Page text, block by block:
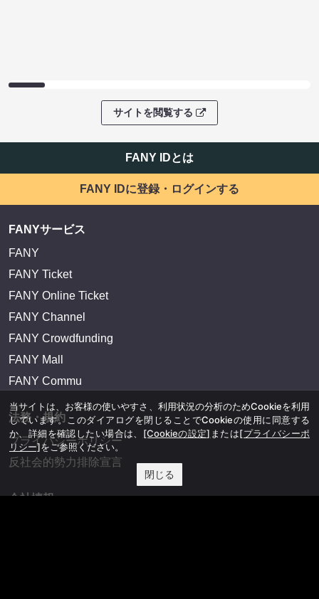
サイトを閲覧する
FANY IDとは
FANY IDに登録・ログインする
FANYサービス
FANY
FANY Ticket
FANY Online Ticket
FANY Channel
FANY Crowdfunding
FANY Mall
FANY Commu
法務・規約
プライバシーポリシー
反社会的勢力排除宣言
会社情報
当サイトは、お客様の使いやすさ、利用状況の分析のためCookieを利用
しています。このダイアログを閉じることでCookieの使用に同意する
か、詳細を確認したい場合は、 [Cookieの設定] または[プライバシーポ
リシー]をご参照ください。
閉じる